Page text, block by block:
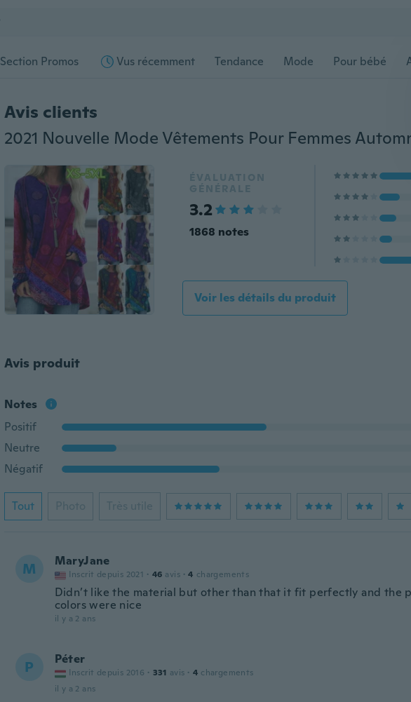
Section Promos Vus récemment Tendance Mode Pour bébé
Avis clients
ÉVALUATION
GÉNÉRALE
3.2
1868 notes
Voir les détails du produit
Avis produit
Notes
Positif
Neutre
Négatif
Tout Photo Très utile
M MaryJane
Inscrit depuis 2021 · 46 avis · 4 chargements
Didn’t like the material but other than that it fit perfectly and the
colors were nice
il y a 2 ans
P Péter
Inscrit depuis 2016 · 331 avis · 4 chargements
il y a 2 ans